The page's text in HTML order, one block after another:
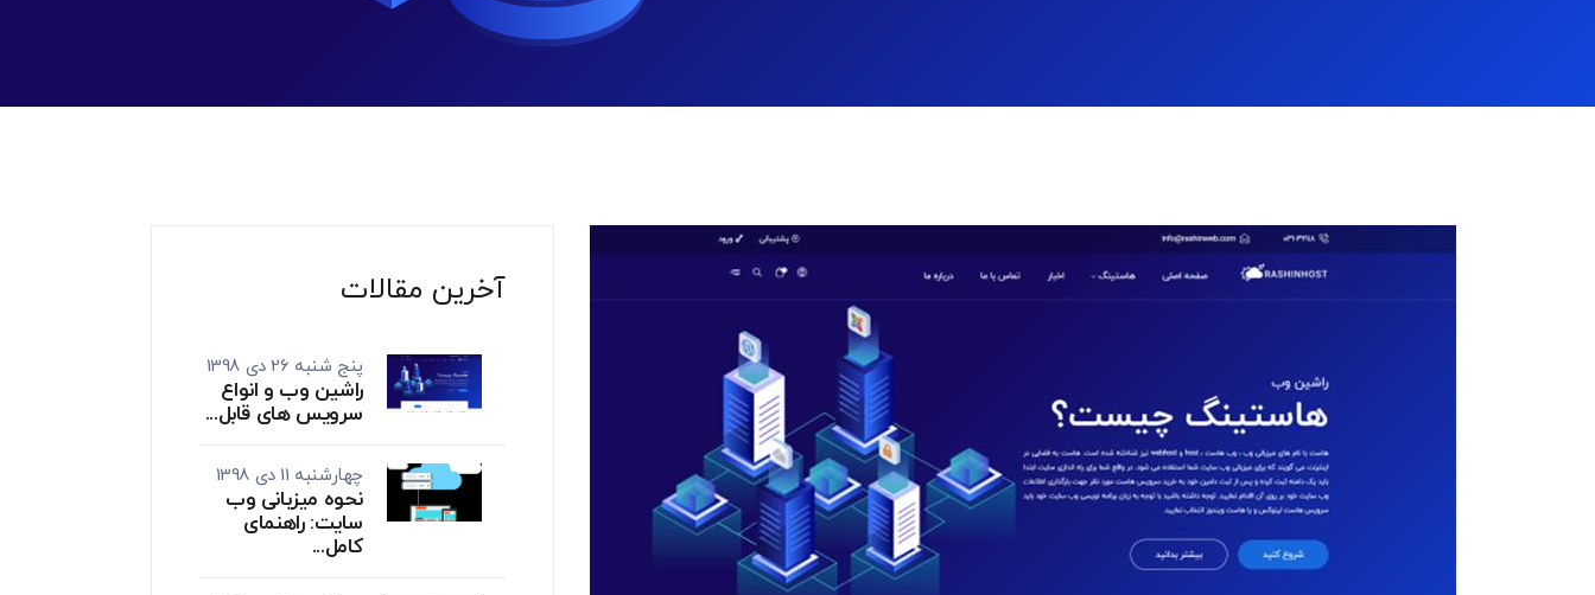
آخرین مقالات
پنج شنبه 26 دی 1398
راشین وب و انواع
سرویس های قابل...
چهارشنبه 11 دی 1398
نحوه میزبانی وب
سایت: راهنمای
کامل...